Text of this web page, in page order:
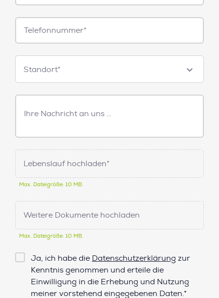
Telefonnummer
Standorte
Standort*
Freitext
Nachricht
Lebenslauf hochladen*
Max. Dateigröße: 10 MB.
Weitere Dokumente hochladen
Max. Dateigröße: 10 MB.
Checkbox
Datenschutz*
Ja, ich habe die Datenschutzerklärung zur
Kenntnis genommen und erteile die
Einwilligung in die Erhebung und Nutzung
meiner vorstehend eingegebenen Daten.*